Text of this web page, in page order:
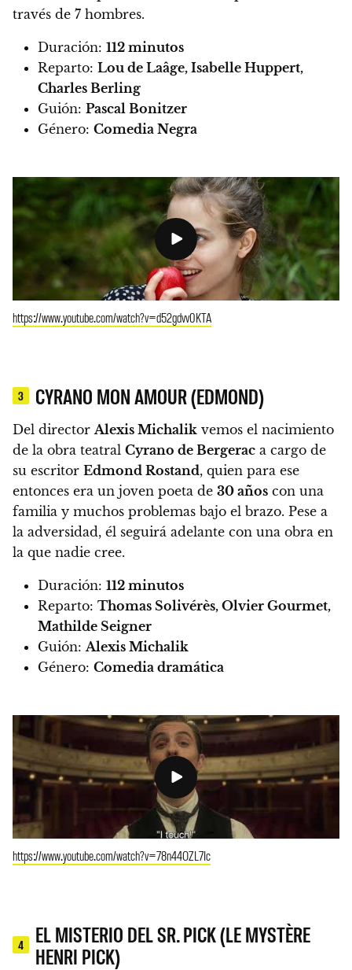
través de 7 hombres.
Duración: 112 minutos
Reparto: Lou de Laâge, Isabelle Huppert,
Charles Berling
Guión: Pascal Bonitzer
Género: Comedia Negra
https://www.youtube.com/watch?v=d52gdvv0KTA
3 CYRANO MON AMOUR (EDMOND)
Del directorAlexis Michalik vemos el nacimiento
de la obra teatral Cyrano de Bergerac a cargo de
su escritor Edmond Rostand, quien para ese
entonces era un joven poeta de 30 años con una
familia y muchos problemas bajo el brazo. Pese a
la adversidad, él seguirá adelante con una obra en
la que nadie cree.
Duración: 112 minutos
Reparto: Thomas Solivérès, Olvier Gourmet,
Mathilde Seigner
Guión:Alexis Michalik
Género: Comedia dramática
https://www.youtube.com/watch?v=78n44OZL7Ic
4
EL MISTERIO DEL SR. PICK (LE MYSTÈRE
HENRI PICK)